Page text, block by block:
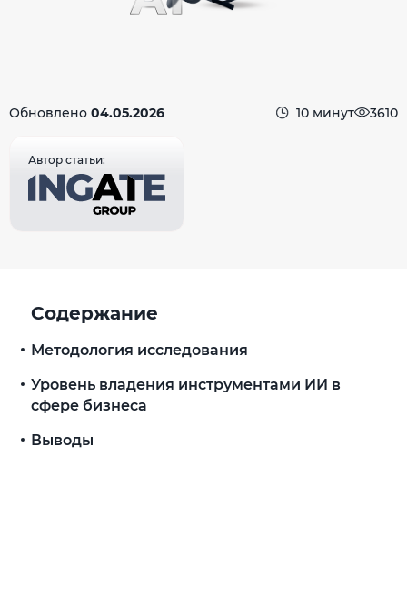
Обновлено 04.05.2026 10 минут 3610
Автор статьи:
Содержание
Методология исследования
Уровень владения инструментами ИИ в
сфере бизнеса
Выводы